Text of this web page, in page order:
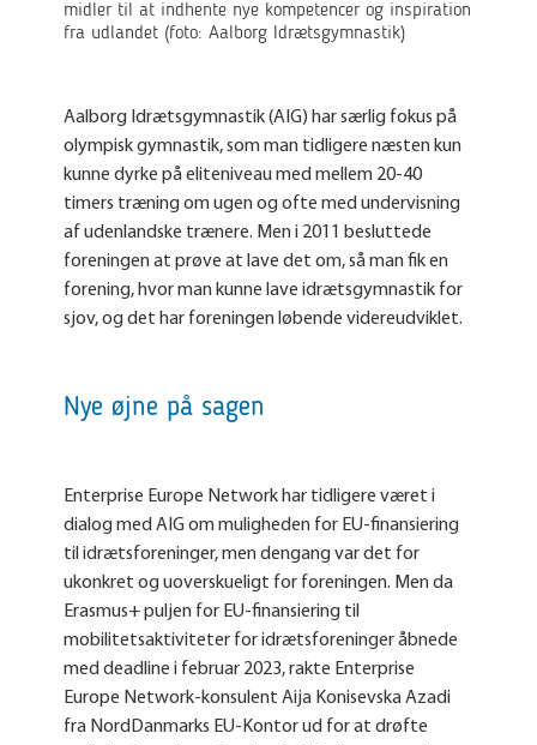
midler til at indhente nye kompetencer og inspiration
fra udlandet (foto: Aalborg Idrætsgymnastik)
Aalborg Idrætsgymnastik (AIG) har særlig fokus på
olympisk gymnastik, som man tidligere næsten kun
kunne dyrke på eliteniveau med mellem 20-40
timers træning om ugen og ofte med undervisning
af udenlandske trænere. Men i 2011 besluttede
foreningen at prøve at lave det om, så man fik en
forening, hvor man kunne lave idrætsgymnastik for
sjov, og det har foreningen løbende videreudviklet.
Nye øjne på sagen
Enterprise Europe Network har tidligere været i
dialog med AIG om muligheden for EU-finansiering
til idrætsforeninger, men dengang var det for
ukonkret og uoverskueligt for foreningen. Men da
Erasmus+ puljen for EU-finansiering til
mobilitetsaktiviteter for idrætsforeninger åbnede
med deadline i februar 2023, rakte Enterprise
Europe Network-konsulent Aija Konisevska Azadi
fra NordDanmarks EU-Kontor ud for at drøfte